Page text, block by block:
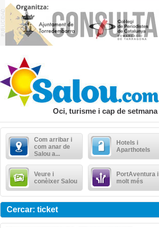
Oci, turisme i cap de setmana
Com arribar i
com anar de
Salou a...
Hotels i
Aparthotels
Veure i
conèixer Salou
PortAventura i
molt més
Cercar: ticket